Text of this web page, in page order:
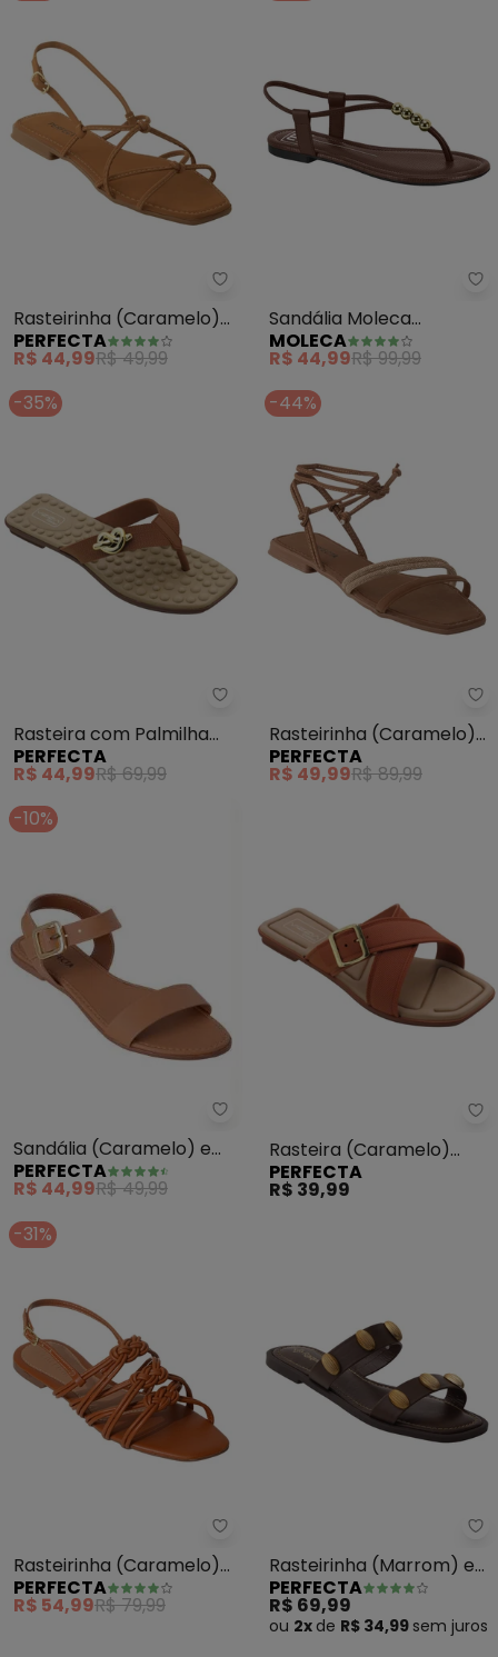
Perfecta - Rasteirinha
Rasteirinha (Caramelo)
em Nobuck
PERFECTA
R$ 44,99R$ 49,99
Sandália Moleca
(Marrom)
MOLECA
R$ 44,99R$ 99,99
-35%
Perfecta - Rasteira com
Rasteira com Palmilha
Confort (Caramelo)
PERFECTA
R$ 44,99R$ 69,99
-44%
Rasteirinha (Caramelo)
em Sintético
PERFECTA
R$ 49,99R$ 89,99
-10%
Perfecta - Sandália
Sandália (Caramelo) em
Sintético
PERFECTA
R$ 44,99R$ 49,99
Rasteira (Caramelo)
com Tiras Transpassadas
PERFECTA
R$ 39,99
-31%
Perfecta - Rasteirinha
Rasteirinha (Caramelo)
em Sintético
PERFECTA
R$ 54,99R$ 79,99
Rasteirinha (Marrom) em
Sintético
PERFECTA
R$ 69,99
ou 2x de R$ 34,99 sem juros